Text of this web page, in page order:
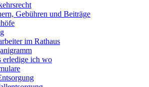
Gebühren und Beiträge
im Rathaus
erledige ich wo